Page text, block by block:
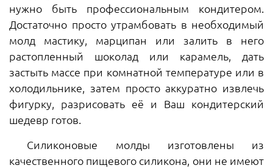
нужно быть профессиональным кондитером.
Достаточно просто утрамбовать в необходимый
молд мастику, марципан или залить в него
растопленный шоколад или карамель, дать
застыть массе при комнатной температуре или в
холодильнике, затем просто аккуратно извлечь
фигурку, разрисовать её и Ваш кондитерский
шедевр готов.
Силиконовые молды изготовлены из
качественного пищевого силикона, они не имеют